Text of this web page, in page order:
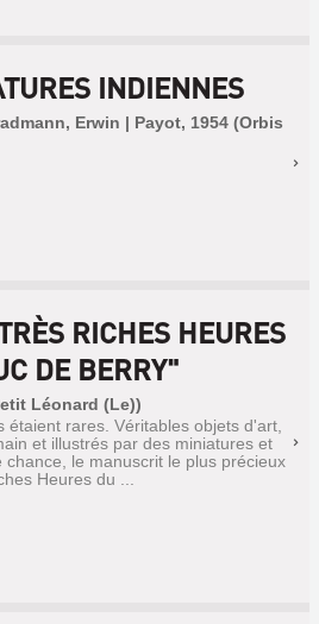
INDIENNES
Erwin | Payot, 1954 (Orbis
RICHES HEURES
DE BERRY"
Léonard (Le))
étaient rares. Véritables objets d'art,
et illustrés par des miniatures et
le manuscrit le plus précieux
Heures du ...